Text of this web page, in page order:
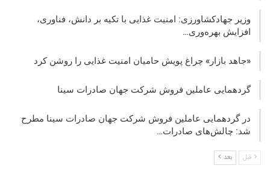
وزیر جهادکشاورزی: امنیت غذایی با تکیه بر دانش، فناوری،
افزایش بهره‌وری…
«جاهد بازار» چراغ پویش حامیان امنیت غذایی را روشن کرد
گردهمایی عاملین فروش شرکت جهان صادرات سینا
در گردهمایی عاملین فروش شرکت جهان صادرات سینا مطرح
شد: چالش‌های صادرات…
قبل بعد